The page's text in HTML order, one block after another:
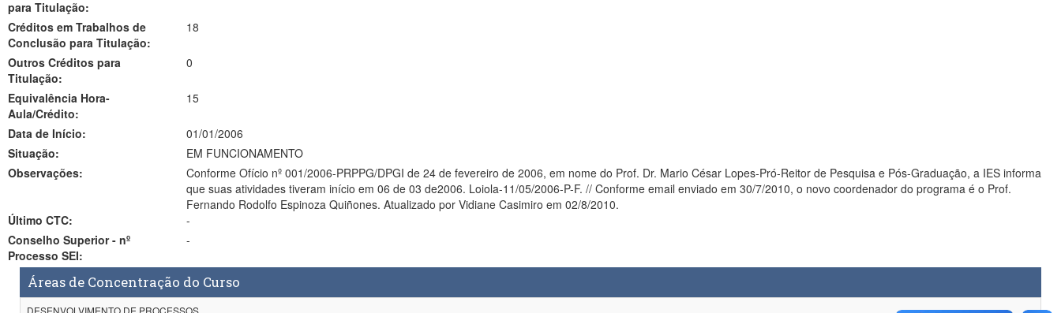
para Titulação:
Créditos em Trabalhos de
Conclusão para Titulação:
18
Outros Créditos para
Titulação:
0
Equivalência Hora-
Aula/Crédito:
15
Data de Início:
01/01/2006
Situação:
EM FUNCIONAMENTO
Observações:
Conforme Ofício nº 001/2006-PRPPG/DPGI de 24 de fevereiro de 2006, em nome do Prof. Dr. Mario César Lopes-Pró-Reitor de Pesquisa e Pós-Graduação, a IES informa
que suas atividades tiveram início em 06 de 03 de2006. Loiola-11/05/2006-P-F. // Conforme email enviado em 30/7/2010, o novo coordenador do programa é o Prof.
Fernando Rodolfo Espinoza Quiñones. Atualizado por Vidiane Casimiro em 02/8/2010.
Último CTC:
-
Conselho Superior - nº
Processo SEI:
-
Áreas de Concentração do Curso
DESENVOLVIMENTO DE PROCESSOS